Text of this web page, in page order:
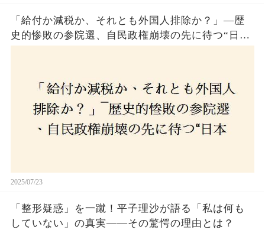
「給付か減税か、それとも外国人排除か？」―歴
史的惨敗の参院選、自民政権崩壊の先に待つ“日本
2025/07/23
「整形疑惑」を一蹴！平子理沙が語る「私は何も
していない」の真実——その驚愕の理由とは？